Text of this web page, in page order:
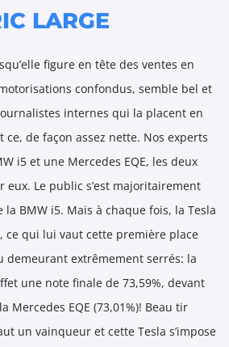
LARGE
figure en tête des ventes en
confondus, semble bel et
internes qui la placent en
de façon assez nette. Nos experts
i5 et une Mercedes EQE, les deux
eux. Le public s’est majoritairement
BMW i5. Mais à chaque fois, la Tesla
ce qui lui vaut cette première place
demeurant extrêmement serrés: la
une note finale de 73,59%, devant
Mercedes EQE (73,01%)! Beau tir
un vainqueur et cette Tesla s’impose